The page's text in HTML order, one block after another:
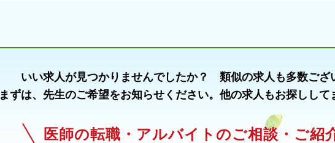
いい求人が見つかりませんでしたか？ 類似の求人も多数ござ
まずは、先生のご希望をお知らせください。他の求人もお探しして
医師の転職・アルバイトのご相談・ご紹